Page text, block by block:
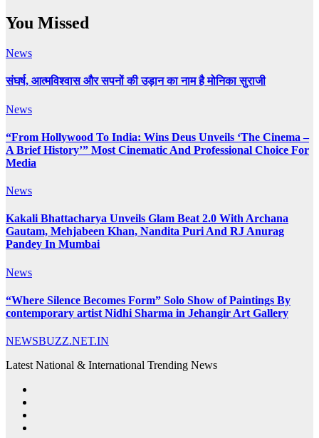
You Missed
News
संघर्ष, आत्मविश्वास और सपनों की उड़ान का नाम है मोनिका सुराजी
News
“From Hollywood To India: Wins Deus Unveils ‘The Cinema –
A Brief History’” Most Cinematic And Professional Choice For
Media
News
Kakali Bhattacharya Unveils Glam Beat 2.0 With Archana
Gautam, Mehjabeen Khan, Nandita Puri And RJ Anurag
Pandey In Mumbai
News
“Where Silence Becomes Form” Solo Show of Paintings By
contemporary artist Nidhi Sharma in Jehangir Art Gallery
NEWSBUZZ.NET.IN
Latest National & International Trending News